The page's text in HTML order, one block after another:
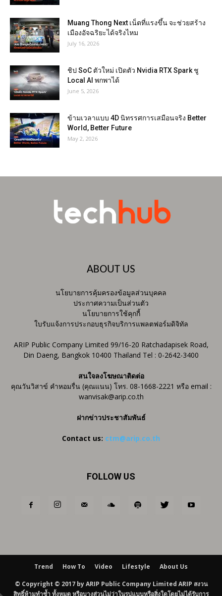
Muang Thong Next เน็ตที่แรงขึ้น จะช่วยสร้าง
เมืองอัจฉริยะได้จริงไหม
July 16, 2026
ชิป SoC ตัวใหม่ เปิดตัว Nvidia RTX Spark ชู
Local AI พกพาได้
June 5, 2026
ข้ามเวลาแบบ 4D นิทรรศการเสมือนจริง Better
World, Better Future
May 2, 2026
ABOUT US
นโยบายการคุ้มครองข้อมูลส่วนบุคคล
ประกาศความเป็นส่วนตัว
นโยบายการใช้คุกกี้
ใบรับแจ้งการประกอบธุรกิจบริการแพลตฟอร์มดิจิทัล
ARIP Public Company Limited 99/16-20 Ratchadapisek Road,
Din Daeng, Bangkok 10400 Thailand Tel : 0-2642-3400
สนใจลงโฆษณาติดต่อ
คุณวันวิสาข์ คำหอมรื่น (คุณแนน) โทร. 08-1668-2221 หรือ email :
wanvisak@arip.co.th
ฝากข่าวประชาสัมพันธ์
Contact us: ctm@arip.co.th
FOLLOW US
Trend How To Video Lifestyle About Us
© Copyright © 2017 by ARIP Public Company Limited ARIP สงวน
สิทธิ์ห้ามทำซ้ำ ทั้งหมด หรือบางส่วนไม่ว่าในรูปแบบหรือสิ่งใดโดยไม่ได้รับการ